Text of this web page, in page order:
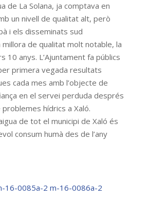
de La Solana, ja comptava en
un nivell de qualitat alt, però
i els disseminats sud
de qualitat molt notable, la
10 anys. L’Ajuntament fa públics
primera vegada resultats
cada mes amb l’objecte de
en el servei perduda després
hídrics a Xaló.
de tot el municipi de Xaló és
consum humà des de l’any
16-0085a-2 m-16-0086a-2